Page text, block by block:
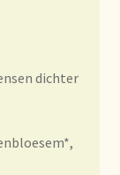
dichter